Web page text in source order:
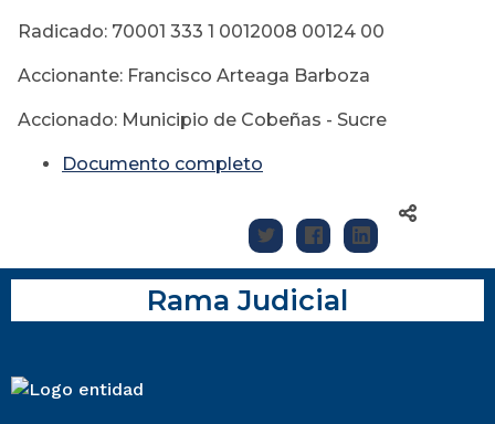
Radicado: 70001 333 1 0012008 00124 00
Accionante: Francisco Arteaga Barboza
Accionado: Municipio de Cobeñas - Sucre
Documento completo
Rama Judicial